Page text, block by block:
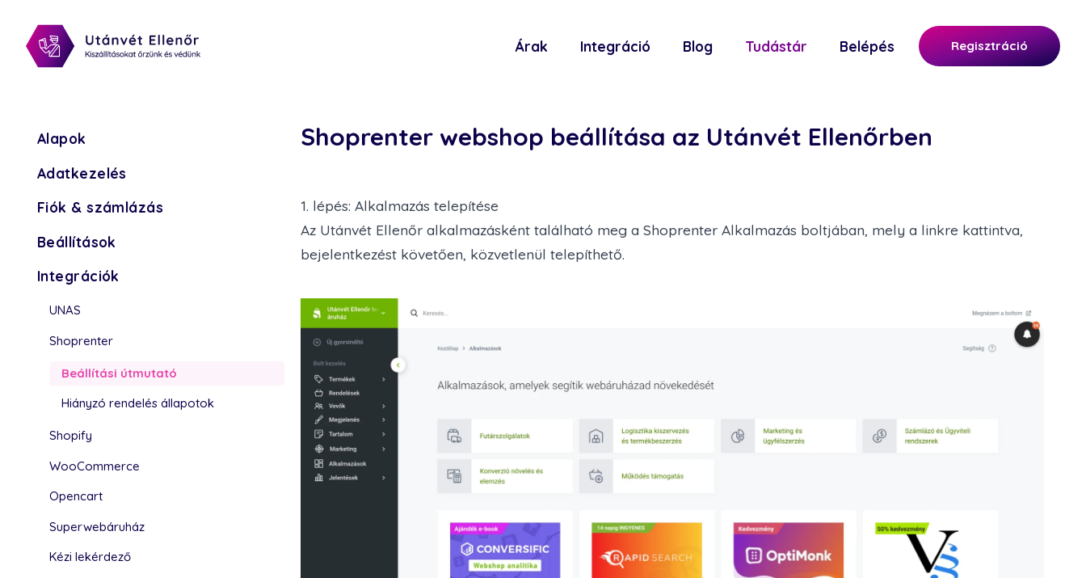
Árak Integráció Blog Tudástár Belépés Regisztráció
Alapok
Adatkezelés
Fiók & számlázás
Beállítások
Integrációk
UNAS
Shoprenter
Beállítási útmutató
Hiányzó rendelés állapotok
Shopify
WooCommerce
Opencart
Superwebáruház
Kézi lekérdező
Shoprenter webshop beállítása az Utánvét Ellenőrben
1. lépés: Alkalmazás telepítése
Az Utánvét Ellenőr alkalmazásként található meg a Shoprenter Alkalmazás boltjában, mely a linkre kattintva,
bejelentkezést követően, közvetlenül telepíthető.